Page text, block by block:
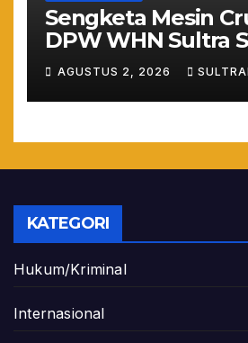
Sengketa Mesin
DPW WHN Sultra
Penetapan
Bupati Konawe
Prematur dan
AGUSTUS 2, 2026
KATEGORI
Hukum/Kriminal
Internasional